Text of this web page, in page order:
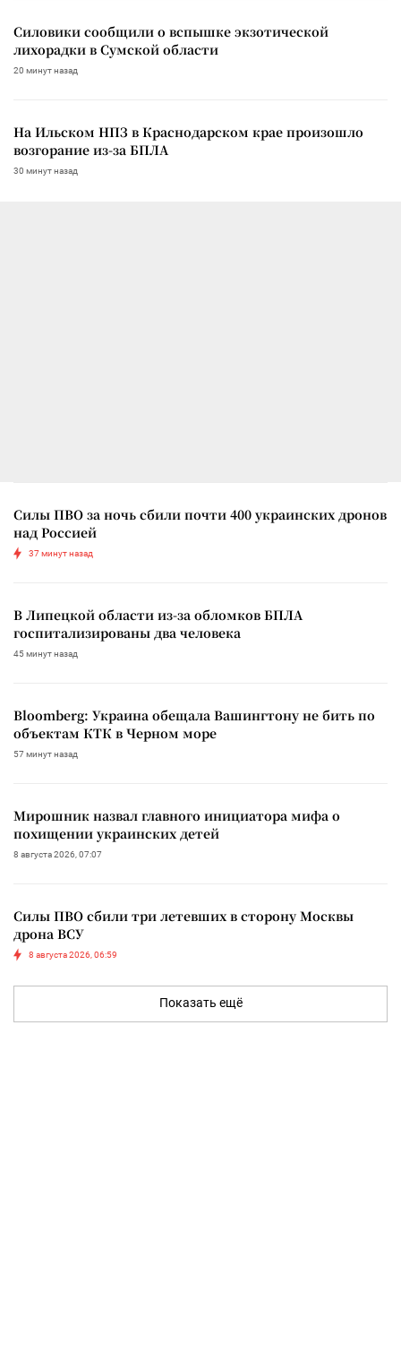
Силовики сообщили о вспышке экзотической
лихорадки в Сумской области
20 минут назад
На Ильском НПЗ в Краснодарском крае произошло
возгорание из-за БПЛА
30 минут назад
Силы ПВО за ночь сбили почти 400 украинских дронов
над Россией
37 минут назад
В Липецкой области из-за обломков БПЛА
госпитализированы два человека
45 минут назад
Bloomberg: Украина обещала Вашингтону не бить по
объектам КТК в Черном море
57 минут назад
Мирошник назвал главного инициатора мифа о
похищении украинских детей
8 августа 2026, 07:07
Силы ПВО сбили три летевших в сторону Москвы
дрона ВСУ
8 августа 2026, 06:59
Показать ещё